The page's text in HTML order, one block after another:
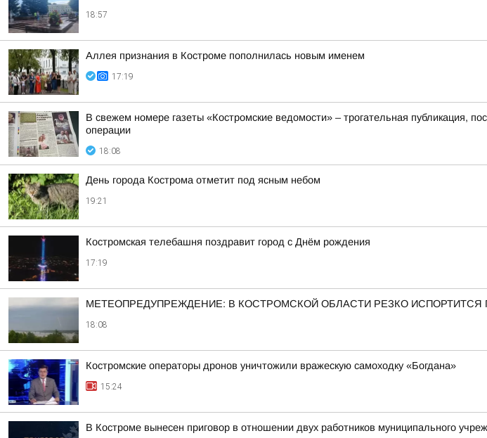
18:57
Аллея признания в Костроме пополнилась новым именем
17:19
В свежем номере газеты «Костромские ведомости» – трогательная публикация,
операции
18:08
День города Кострома отметит под ясным небом
19:21
Костромская телебашня поздравит город с Днём рождения
17:19
МЕТЕОПРЕДУПРЕЖДЕНИЕ: В КОСТРОМСКОЙ ОБЛАСТИ РЕЗКО ИСПОРТИТСЯ
18:08
Костромские операторы дронов уничтожили вражескую самоходку «Богдана»
15:24
В Костроме вынесен приговор в отношении двух работников муниципального